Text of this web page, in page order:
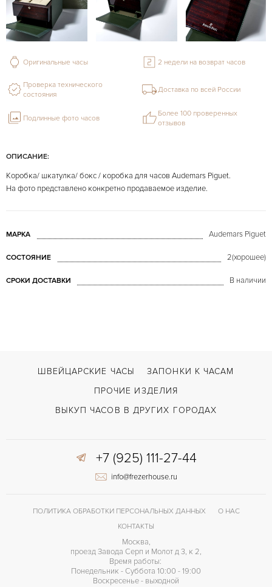
ОПИСАНИЕ:
Коробка/ шкатулка/ бокс / коробка для часов Audemars Piguet.
На фото представлено конкретно продаваемое изделие.
МАРКА Audemars Piguet
СОСТОЯНИЕ 2(хорошее)
СРОКИ ДОСТАВКИ В наличии
Оригинальные часы 2 недели на возврат часов
Проверка технического
состояния
Доставка по всей России
Подлинные фото часов
Более 100 проверенных
отзывов
ШВЕЙЦАРСКИЕ ЧАСЫ
ЗАПОНКИ К ЧАСАМ
ПРОЧИЕ ИЗДЕЛИЯ
ВЫКУП ЧАСОВ В ДРУГИХ ГОРОДАХ
+7 (925) 111-27-44
info@frezerhouse.ru
ПОЛИТИКА ОБРАБОТКИ ПЕРСОНАЛЬНЫХ ДАННЫХ
О НАС
КОНТАКТЫ
Москва,
проезд Завода Серп и Молот д 3, к 2,
Время работы:
Понедельник - Суббота 10:00 - 19:00
Воскресенье - выходной